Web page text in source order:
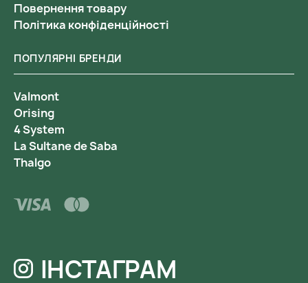
Повернення товару
Політика конфіденційності
ПОПУЛЯРНІ БРЕНДИ
Valmont
Orising
4 System
La Sultane de Saba
Thalgo
ІНСТАГРАМ